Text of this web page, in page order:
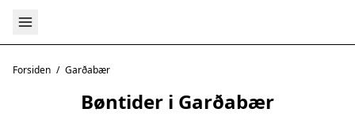
Forsiden / Garðabær
Bøntider i Garðabær